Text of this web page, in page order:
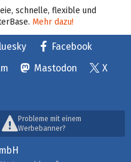
schnelle, flexible und
Mehr dazu!
Facebook
Mastodon
X
Probleme mit einem
Werbebanner?